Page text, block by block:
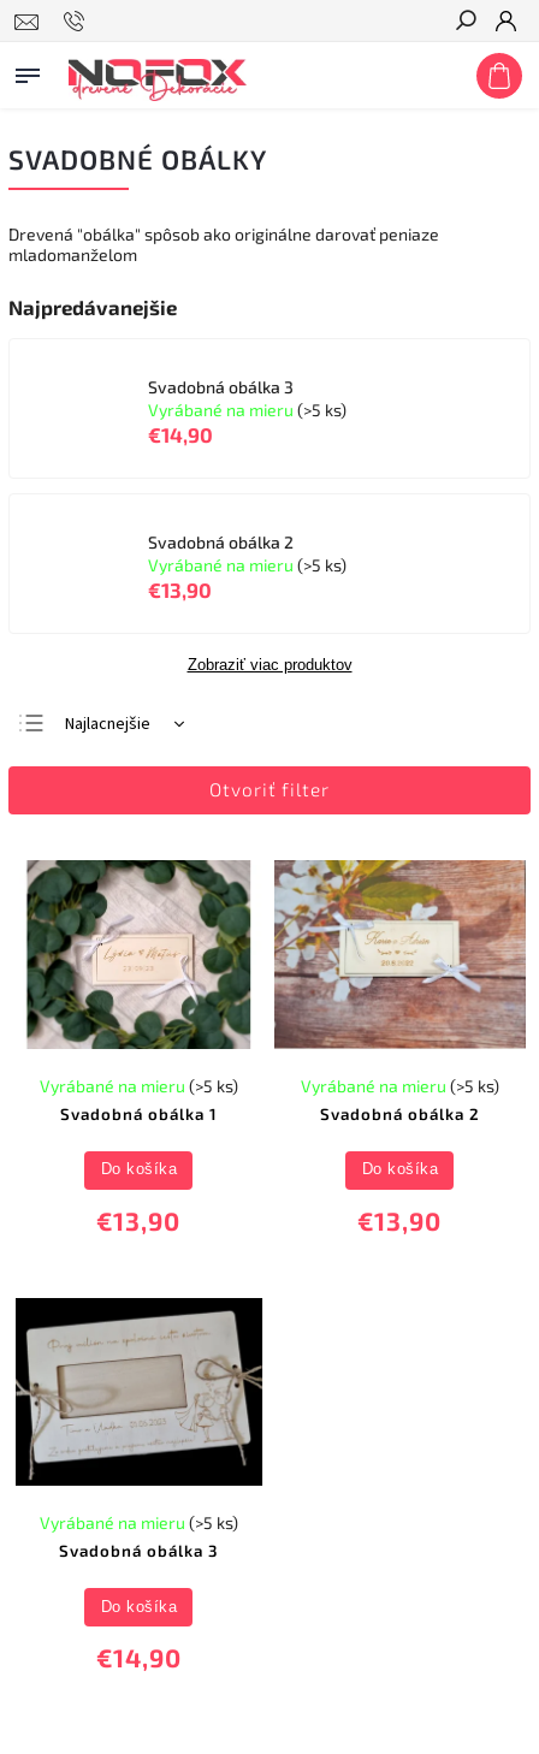
Hľadať
SVADOBNÉ OBÁLKY
Drevená "obálka" spôsob ako originálne darovať peniaze
mladomanželom
Najpredávanejšie
Svadobná obálka 3
Vyrábané na mieru (>5 ks)
€14,90
Svadobná obálka 2
Vyrábané na mieru (>5 ks)
€13,90
Zobraziť viac produktov
Najlacnejšie
Najdrahšie
Otvoriť filter
Svadobná obálka 1
Vyrábané na mieru (>5 ks)
€13,90
Do košíka
Svadobná obálka 2
Vyrábané na mieru (>5 ks)
€13,90
Do košíka
Svadobná obálka 3
Vyrábané na mieru (>5 ks)
€14,90
Do košíka